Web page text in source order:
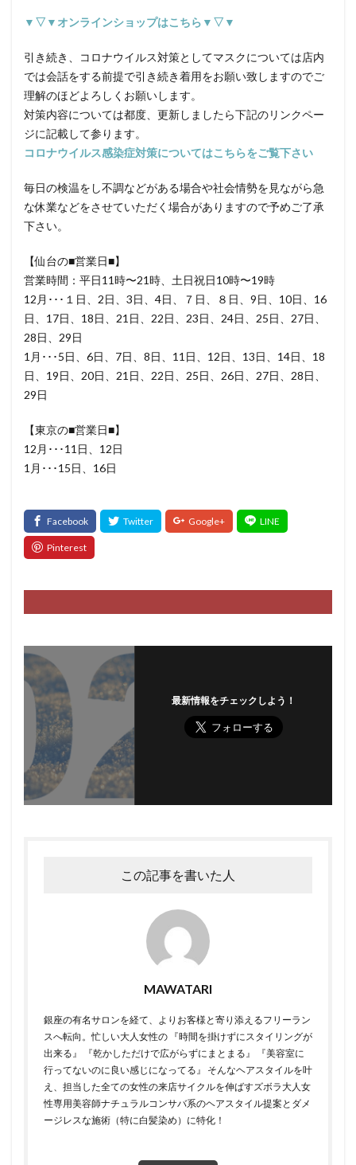
▼▽▼オンラインショップはこちら▼▽▼
引き続き、コロナウイルス対策としてマスクについては店内
では会話をする前提で引き続き着用をお願い致しますのでご
理解のほどよろしくお願いします。
対策内容については都度、更新しましたら下記のリンクペー
ジに記載して参ります。
コロナウイルス感染症対策についてはこちらをご覧下さい
毎日の検温をし不調などがある場合や社会情勢を見ながら急
な休業などをさせていただく場合がありますので予めご了承
下さい。
【仙台の■営業日■】
営業時間：平日11時〜21時、土日祝日10時〜19時
12月･･･１日、2日、3日、4日、７日、８日、9日、10日、16
日、17日、18日、21日、22日、23日、24日、25日、27日、
28日、29日
1月･･･5日、6日、7日、8日、11日、12日、13日、14日、18
日、19日、20日、21日、22日、25日、26日、27日、28日、
29日
【東京の■営業日■】
12月･･･11日、12日
1月･･･15日、16日
最新情報をチェックしよう！
この記事を書いた人
MAWATARI
銀座の有名サロンを経て、よりお客様と寄り添えるフリーラン
スへ転向。 ​ 忙しい大人女性の 『時間を掛けずにスタイリングが
出来る』 『乾かしただけで広がらずにまとまる』 『美容室に
行ってないのに良い感じになってる』 そんなヘアスタイルを叶
え、担当した全ての女性の来店サイクルを伸ばすズボラ大人女
性専用美容師 ​ ​ナチュラルコンサバ系のヘアスタイル提案とダメ
ージレスな施術（特に白髪染め）に特化！